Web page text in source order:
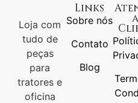
Loja com
tudo de
peças
para
tratores e
oficina
Links
Sobre nós
Contato
Blog